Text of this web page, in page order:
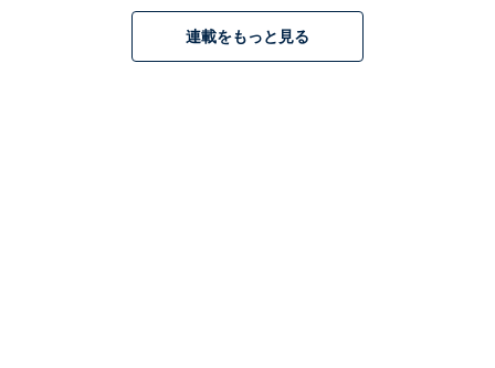
連載をもっと見る